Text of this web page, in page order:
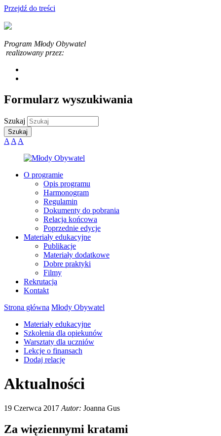
Przejdź do treści
Program Młody Obywatel
realizowany przez:
Formularz wyszukiwania
Szukaj
A A A
O programie
Opis programu
Harmonogram
Regulamin
Dokumenty do pobrania
Relacja końcowa
Poprzednie edycje
Materiały edukacyjne
Publikacje
Materiały dodatkowe
Dobre praktyki
Filmy
Rekrutacja
Kontakt
Strona główna Młody Obywatel
Materiały edukacyjne
Szkolenia dla opiekunów
Warsztaty dla uczniów
Lekcje o finansach
Dodaj relację
Aktualności
19 Czerwca 2017 Autor: Joanna Gus
Za więziennymi kratami